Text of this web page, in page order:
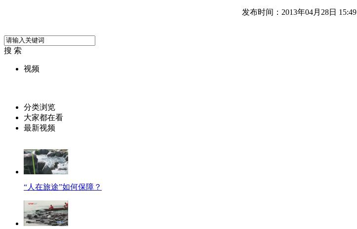
发布时间：2013年04月28日 15:49
搜 索
视频
分类浏览
大家都在看
最新视频
“人在旅途”如何保障？